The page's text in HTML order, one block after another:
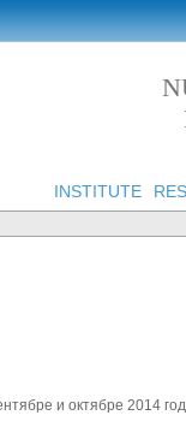
INSTITUTE
и октябре 2014